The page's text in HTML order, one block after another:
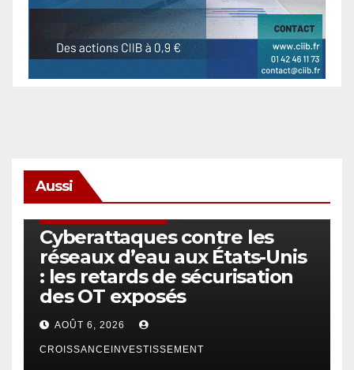
Aussi
Cyberattaques contre les
réseaux d’eau aux États-Unis
: les retards de sécurisation
des OT exposés
AOÛT 6, 2026
CROISSANCEINVESTISSEMENT